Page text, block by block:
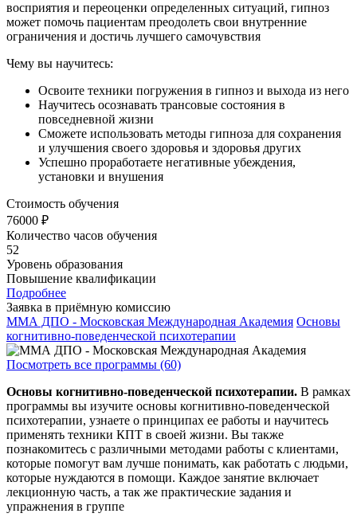
восприятия и переоценки определенных ситуаций, гипноз
может помочь пациентам преодолеть свои внутренние
ограничения и достичь лучшего самочувствия
Чему вы научитесь:
Освоите техники погружения в гипноз и выхода из него
Научитесь осознавать трансовые состояния в
повседневной жизни
Сможете использовать методы гипноза для сохранения
и улучшения своего здоровья и здоровья других
Успешно проработаете негативные убеждения,
установки и внушения
Стоимость обучения
76000 ₽
Количество часов обучения
52
Уровень образования
Повышение квалификации
Подробнее
Заявка в приёмную комиссию
ММА ДПО - Московская Международная Академия Основы
когнитивно-поведенческой психотерапии
Посмотреть все программы (60)
Основы когнитивно-поведенческой психотерапии. В рамках
программы вы изучите основы когнитивно-поведенческой
психотерапии, узнаете о принципах ее работы и научитесь
применять техники КПТ в своей жизни. Вы также
познакомитесь с различными методами работы с клиентами,
которые помогут вам лучше понимать, как работать с людьми,
которые нуждаются в помощи. Каждое занятие включает
лекционную часть, а так же практические задания и
упражнения в группе